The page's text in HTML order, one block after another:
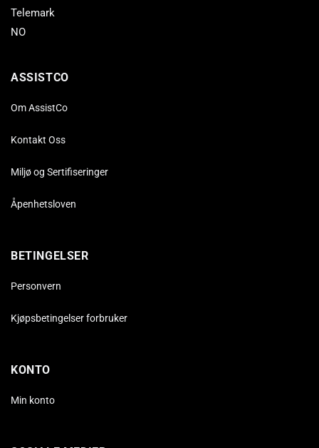
Telemark
NO
ASSISTCO
Om AssistCo
Kontakt Oss
Miljø og Sertifiseringer
Åpenhetsloven
BETINGELSER
Personvern
Kjøpsbetingelser forbruker
KONTO
Min konto